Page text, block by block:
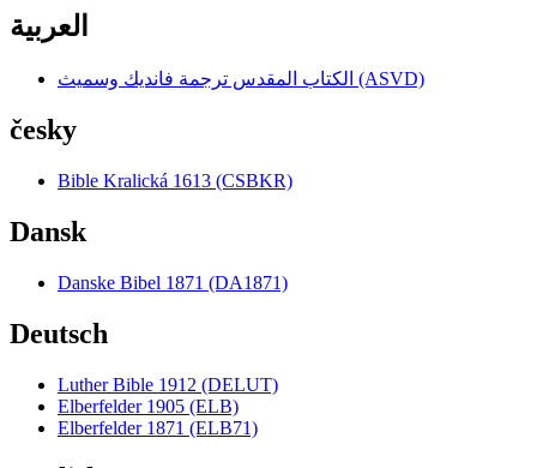
العربية
الكتاب المقدس ترجمة فانديك وسميث (ASVD)
česky
Bible Kralická 1613 (CSBKR)
Dansk
Danske Bibel 1871 (DA1871)
Deutsch
Luther Bible 1912 (DELUT)
Elberfelder 1905 (ELB)
Elberfelder 1871 (ELB71)